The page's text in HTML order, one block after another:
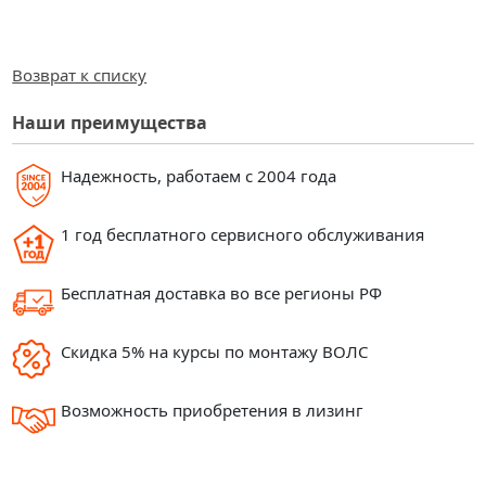
Наши преимущества
Надежность, работаем с 2004 года
1 год бесплатного сервисного обслуживания
Бесплатная доставка во все регионы РФ
Скидка 5% на курсы по монтажу ВОЛС
Возможность приобретения в лизинг
Возврат к списку